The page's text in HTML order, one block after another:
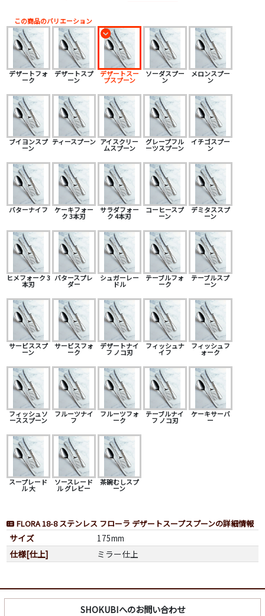
この商品のバリエーション
デザートフォ
ーク
デザートスプ
ーン
デザートスー
プスプーン
ソーダスプー
ン
メロンスプー
ン
ブイヨンスプ
ーン
ティースプーン アイスクリー
ムスプーン
グレープフル
ーツスプーン
イチゴスプー
ン
バターナイフ ケーキフォー
ク 3本刃
サラダフォー
ク 4本刃
コーヒースプ
ーン
デミタススプ
ーン
ヒメフォーク 3
本刃
バタースプレ
ダー
シュガーレー
ドル
テーブルフォ
ーク
テーブルスプ
ーン
サービススプ
ーン
サービスフォ
ーク
デザートナイ
フ ノコ刃
フィッシュナ
イフ
フィッシュフ
ォーク
フィッシュソ
ーススプーン
フルーツナイ
フ
フルーツフォ
ーク
テーブルナイ
フ ノコ刃
ケーキサーバ
ー
スープレード
ル 大
ソースレード
ル グレビー
茶碗むしスプ
ーン
FLORA 18-8 ステンレス フローラ デザートスープスプーンの詳細情報
サイズ
175mm
仕様[仕上]
ミラー仕上
SHOKUBIへのお問い合わせ